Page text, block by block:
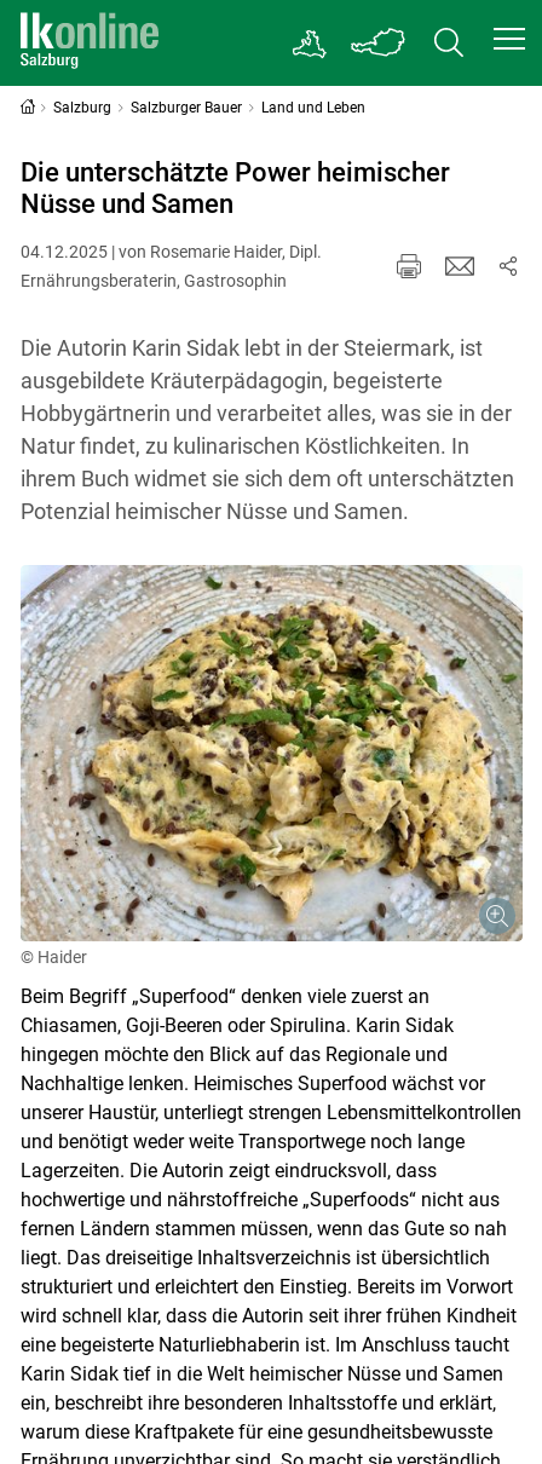
Salzburg Salzburger Bauer Land und Leben
Die unterschätzte Power heimischer
Nüsse und Samen
04.12.2025 | von Rosemarie Haider, Dipl.
Ernährungsberaterin, Gastrosophin
Die Autorin Karin Sidak lebt in der Steiermark, ist
ausgebildete Kräuterpädagogin, begeisterte
Hobbygärtnerin und verarbeitet alles, was sie in der
Natur findet, zu kulinarischen Köstlichkeiten. In
ihrem Buch widmet sie sich dem oft unterschätzten
Potenzial heimischer Nüsse und Samen.
© Haider
Beim Begriff „Superfood“ denken viele zuerst an
Chiasamen, Goji-Beeren oder Spirulina. Karin Sidak
hingegen möchte den Blick auf das Regionale und
Nachhaltige lenken. Heimisches Superfood wächst vor
unserer Haustür, unterliegt strengen Lebensmittelkontrollen
und benötigt weder weite Transportwege noch lange
Lagerzeiten. Die Autorin zeigt eindrucksvoll, dass
hochwertige und nährstoffreiche „Superfoods“ nicht aus
fernen Ländern stammen müssen, wenn das Gute so nah
liegt. Das dreiseitige Inhaltsverzeichnis ist übersichtlich
strukturiert und erleichtert den Einstieg. Bereits im Vorwort
wird schnell klar, dass die Autorin seit ihrer frühen Kindheit
eine begeisterte Naturliebhaberin ist. Im Anschluss taucht
Karin Sidak tief in die Welt heimischer Nüsse und Samen
ein, beschreibt ihre besonderen Inhaltsstoffe und erklärt,
warum diese Kraftpakete für eine gesundheitsbewusste